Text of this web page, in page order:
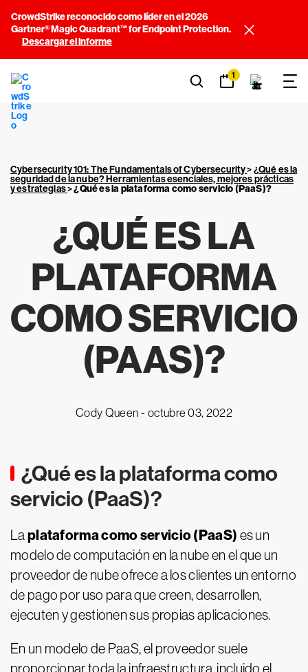
CrowdStrike reconocido como líder en el 2026
Gartner® Magic Quadrant™ for Endpoint Protection.
Descargar el informe
1
Cybersecurity 101: The Fundamentals of Cybersecurity>¿Qué es la
seguridad de la nube? Herramientas esenciales, mejores prácticas
y estrategias>¿Qué es laplataforma como servicio (PaaS)?
¿QUÉ ES LA
PLATAFORMA
COMO SERVICIO
(PAAS)?
Cody Queen -octubre 03, 2022
¿Qué es la plataforma como
servicio (PaaS)?
La plataforma como servicio (PaaS) es un
modelo de computación en la nube en el que un
proveedor de nube ofrece a los clientes un entorno
de pago por uso para que creen, desarrollen,
ejecuten y gestionen sus propias aplicaciones.
En un modelo de PaaS, el proveedor suele
proporcionar toda la infraestructura, incluido el